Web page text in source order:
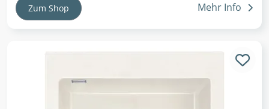
Zum Shop Mehr Info